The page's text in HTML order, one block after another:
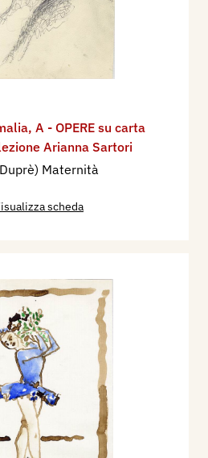
, A - OPERE su carta
Arianna Sartori
Maternità
scheda